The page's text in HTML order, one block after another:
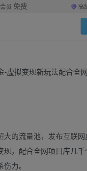
员 免费 高
大的流量池，发布互联
现，配合全网项目库几
力。